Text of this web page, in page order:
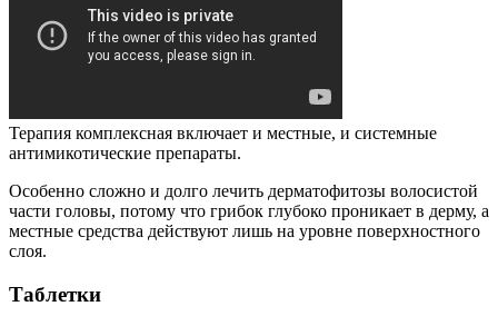
Терапия комплексная включает и местные, и системные
антимикотические препараты.
Особенно сложно и долго лечить дерматофитозы волосистой
части головы, потому что грибок глубоко проникает в дерму, а
местные средства действуют лишь на уровне поверхностного
слоя.
Таблетки